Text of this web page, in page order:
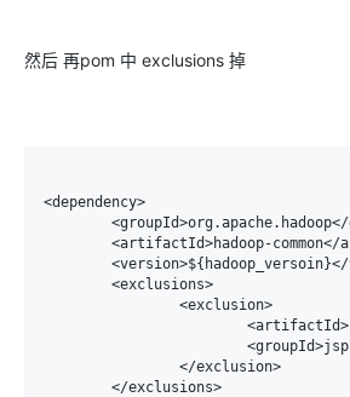
然后 再pom 中 exclusions 掉
<dependency>